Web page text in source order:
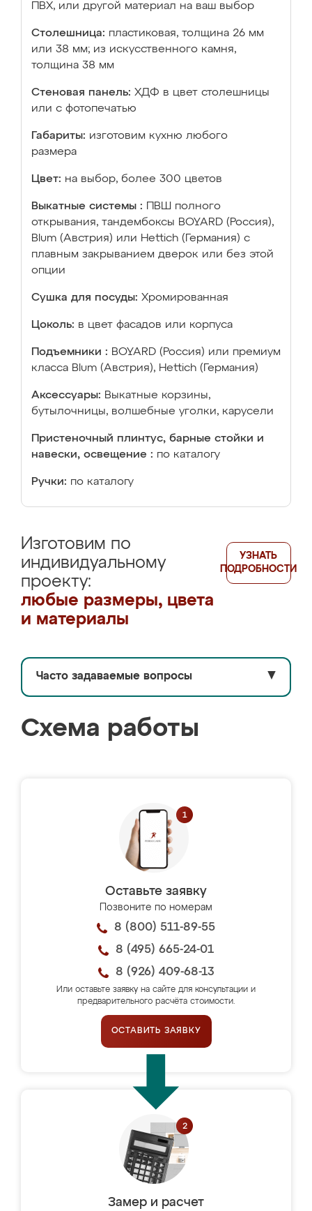
ПВХ, или другой материал на ваш выбор
Столешница: пластиковая, толщина 26 мм
или 38 мм; из искусственного камня,
толщина 38 мм
Стеновая панель: ХДФ в цвет столешницы
или с фотопечатью
Габариты: изготовим кухню любого
размера
Цвет: на выбор, более 300 цветов
Выкатные системы :
ПВШ полного
открывания, тандембоксы BOYARD (Россия),
Blum (Австрия) или Hettich (Германия) с
плавным закрыванием дверок или без этой
опции
Сушка для посуды: Хромированная
Цоколь: в цвет фасадов или корпуса
Подъемники : BOYARD (Россия) или премиум
класса Blum (Австрия), Hettich (Германия)
Аксессуары: Выкатные корзины,
бутылочницы, волшебные уголки, карусели
Пристеночный плинтус, барные стойки и
навески, освещение : по каталогу
Ручки: по каталогу
Изготовим по
индивидуальному
проекту:
любые размеры, цвета
и материалы
УЗНАТЬ
ПОДРОБНОСТИ
Часто задаваемые вопросы ▼
Схема работы
Оставьте заявку
Позвоните по номерам
8 (800) 511-89-55
8 (495) 665-24-01
8 (926) 409-68-13
Или оставьте заявку на сайте для консультации и
предварительного расчёта стоимости.
ОСТАВИТЬ ЗАЯВКУ
Замер и расчет